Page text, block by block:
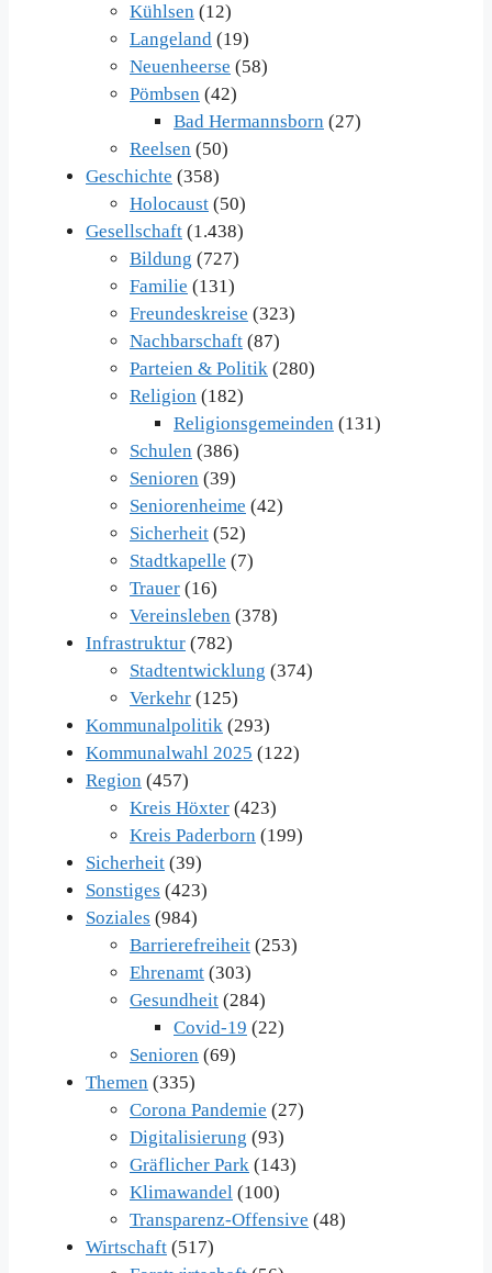
Kühlsen (12)
Langeland (19)
Neuenheerse (58)
Pömbsen (42)
Bad Hermannsborn (27)
Reelsen (50)
Geschichte (358)
Holocaust (50)
Gesellschaft (1.438)
Bildung (727)
Familie (131)
Freundeskreise (323)
Nachbarschaft (87)
Parteien & Politik (280)
Religion (182)
Religionsgemeinden (131)
Schulen (386)
Senioren (39)
Seniorenheime (42)
Sicherheit (52)
Stadtkapelle (7)
Trauer (16)
Vereinsleben (378)
Infrastruktur (782)
Stadtentwicklung (374)
Verkehr (125)
Kommunalpolitik (293)
Kommunalwahl 2025 (122)
Region (457)
Kreis Höxter (423)
Kreis Paderborn (199)
Sicherheit (39)
Sonstiges (423)
Soziales (984)
Barrierefreiheit (253)
Ehrenamt (303)
Gesundheit (284)
Covid-19 (22)
Senioren (69)
Themen (335)
Corona Pandemie (27)
Digitalisierung (93)
Gräflicher Park (143)
Klimawandel (100)
Transparenz-Offensive (48)
Wirtschaft (517)